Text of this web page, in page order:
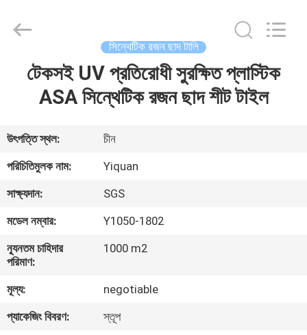
আমাদের
সম্পর্কে
কারখানা
ভ্রমণ
মান
নিয়ন্ত্রণ
Building
Material
Reserved.
সিন্থেটিক রজন ছাদ টালি
টেকসই UV প্রতিরোধী সুরক্ষিত প্লাস্টিক
ASA সিন্থেটিক রজন ছাদ শীট টাইল
উৎপত্তি স্থল:
চীন
পরিচিতিমুলক নাম:
Yiquan
সাক্ষ্যদান:
SGS
মডেল নম্বার:
Y1050-1802
ন্যূনতম চাহিদার
পরিমাণ:
1000 m2
মূল্য:
negotiable
প্যাকেজিং বিবরণ:
স্তূপ